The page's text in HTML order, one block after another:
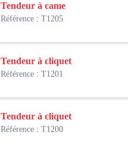
Tendeur à came
Référence : T1205
Tendeur à cliquet
Référence : T1201
Tendeur à cliquet
Référence : T1200